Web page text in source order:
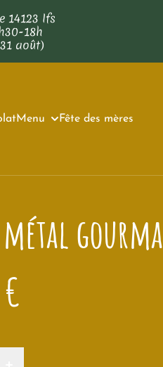
14123 Ifs
18h
août)
Menu Fête des mères